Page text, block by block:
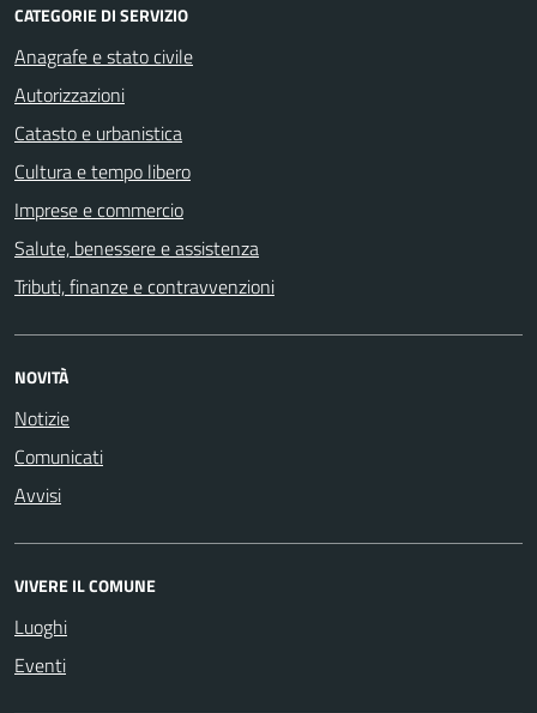
CATEGORIE DI SERVIZIO
Anagrafe e stato civile
Autorizzazioni
Catasto e urbanistica
Cultura e tempo libero
Imprese e commercio
Salute, benessere e assistenza
Tributi, finanze e contravvenzioni
NOVITÀ
Notizie
Comunicati
Avvisi
VIVERE IL COMUNE
Luoghi
Eventi